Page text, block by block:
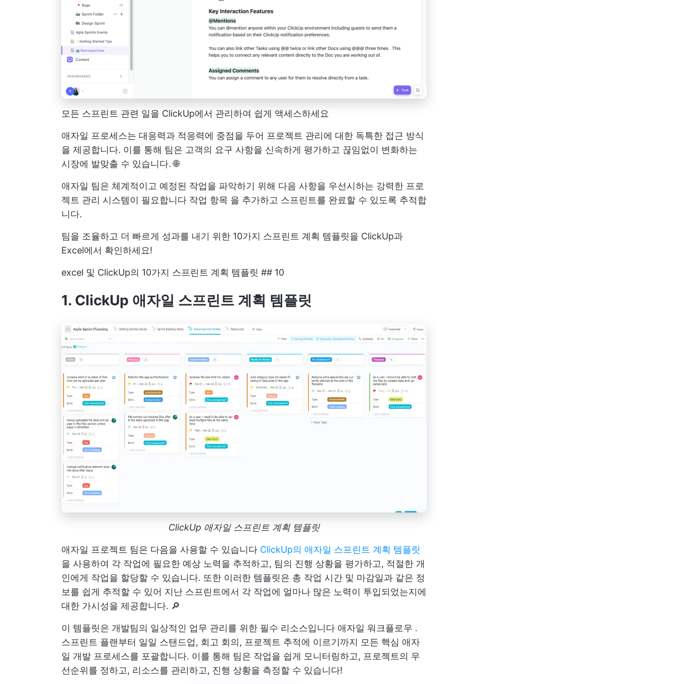
모든 스프린트 관련 일을 ClickUp에서 관리하여 쉽게 액세스하세요
애자일 프로세스는 대응력과 적응력에 중점을 두어 프로젝트 관리에 대한 독특한 접근 방식
을 제공합니다. 이를 통해 팀은 고객의 요구 사항을 신속하게 평가하고 끊임없이 변화하는
시장에 발맞출 수 있습니다. 🌐
애자일 팀은 체계적이고 예정된 작업을 파악하기 위해 다음 사항을 우선시하는 강력한 프로
젝트 관리 시스템이 필요합니다 작업 항목 을 추가하고 스프린트를 완료할 수 있도록 추적합
니다.
팀을 조율하고 더 빠르게 성과를 내기 위한 10가지 스프린트 계획 템플릿을 ClickUp과
Excel에서 확인하세요!
excel 및 ClickUp의 10가지 스프린트 계획 템플릿 ## 10
1. ClickUp 애자일 스프린트 계획 템플릿
ClickUp 애자일 스프린트 계획 템플릿
애자일 프로젝트 팀은 다음을 사용할 수 있습니다 ClickUp의 애자일 스프린트 계획 템플릿
을 사용하여 각 작업에 필요한 예상 노력을 추적하고, 팀의 진행 상황을 평가하고, 적절한 개
인에게 작업을 할당할 수 있습니다. 또한 이러한 템플릿은 총 작업 시간 및 마감일과 같은 정
보를 쉽게 추적할 수 있어 지난 스프린트에서 각 작업에 얼마나 많은 노력이 투입되었는지에
대한 가시성을 제공합니다. 🔎
이 템플릿은 개발팀의 일상적인 업무 관리를 위한 필수 리소스입니다 애자일 워크플로우 .
스프린트 플랜부터 일일 스탠드업, 회고 회의, 프로젝트 추적에 이르기까지 모든 핵심 애자
일 개발 프로세스를 포괄합니다. 이를 통해 팀은 작업을 쉽게 모니터링하고, 프로젝트의 우
선순위를 정하고, 리소스를 관리하고, 진행 상황을 측정할 수 있습니다!